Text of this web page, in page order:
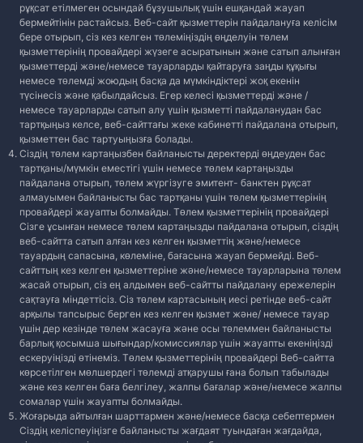
рұқсат етілмеген осындай бұзушылық үшін ешқандай жауап
бермейтінін растайсыз. Веб-сайт қызметтерін пайдалануға келісім
бере отырып, сіз кез келген төлеміңіздің өңделуін төлем
қызметтерінің провайдері жүзеге асыратынын және сатып алынған
қызметтерді және/немесе тауарларды қайтаруға заңды құқығы
немесе төлемді жоюдың басқа да мүмкіндіктері жоқ екенін
түсінесіз және қабылдайсыз. Егер келесі қызметтерді және /
немесе тауарларды сатып алу үшін қызметті пайдаланудан бас
тартқыңыз келсе, веб-сайттағы жеке кабинетті пайдалана отырып,
қызметтен бас тартуыңызға болады.
Сіздің төлем картаңызбен байланысты деректерді өңдеуден бас
тартқаны/мүмкін еместігі үшін немесе төлем картаңызды
пайдалана отырып, төлем жүргізуге эмитент- банктен рұқсат
алмауымен байланысты бас тартқаны үшін төлем қызметтерінің
провайдері жауапты болмайды. Төлем қызметтерінің провайдері
Сізге ұсынған немесе төлем картаңызды пайдалана отырып, сіздің
веб-сайтта сатып алған кез келген қызметтің және/немесе
тауардың сапасына, көлеміне, бағасына жауап бермейді. Веб-
сайттың кез келген қызметтеріне және/немесе тауарларына төлем
жасай отырып, сіз ең алдымен веб-сайтты пайдалану ережелерін
сақтауға міндеттісіз. Сіз төлем картасының иесі ретінде веб-сайт
арқылы тапсырыс берген кез келген қызмет және/ немесе тауар
үшін дер кезінде төлем жасауға және осы төлеммен байланысты
барлық қосымша шығындар/комиссиялар үшін жауапты екеніңізді
ескеруіңізді өтінеміз. Төлем қызметтерінің провайдері Веб-сайтта
көрсетілген мөлшердегі төлемді атқарушы ғана болып табылады
және кез келген баға белгілеу, жалпы бағалар және/немесе жалпы
сомалар үшін жауапты болмайды.
Жоғарыда айтылған шарттармен және/немесе басқа себептермен
Сіздің келіспеуіңізге байланысты жағдаят туындаған жағдайда,